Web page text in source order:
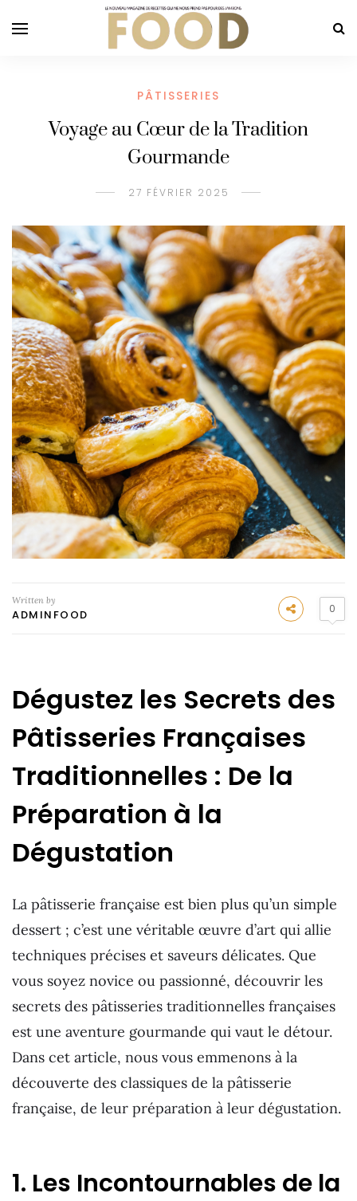
PÂTISSERIES
Voyage au Cœur de la Tradition
Gourmande
27 FÉVRIER 2025
Written by
ADMINFOOD 0
Dégustez les Secrets des
Pâtisseries Françaises
Traditionnelles : De la
Préparation à la
Dégustation
La pâtisserie française est bien plus qu’un simple
dessert ; c’est une véritable œuvre d’art qui allie
techniques précises et saveurs délicates. Que
vous soyez novice ou passionné, découvrir les
secrets des pâtisseries traditionnelles françaises
est une aventure gourmande qui vaut le détour.
Dans cet article, nous vous emmenons à la
découverte des classiques de la pâtisserie
française, de leur préparation à leur dégustation.
1. Les Incontournables de la